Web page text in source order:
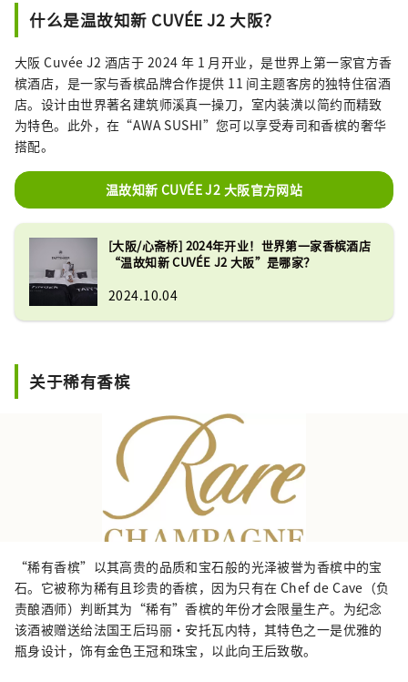
什么是温故知新 CUVÉE J2 大阪？
大阪 Cuvée J2 酒店于 2024 年 1 月开业，是世界上第一家官方香
槟酒店，是一家与香槟品牌合作提供 11 间主题客房的独特住宿酒
店。设计由世界著名建筑师溪真一操刀，室内装潢以简约而精致
为特色。此外，在“AWA SUSHI”您可以享受寿司和香槟的奢华
搭配。
温故知新 CUVÉE J2 大阪官方网站
[大阪/心斋桥] 2024年开业！世界第一家香槟酒店
“温故知新 CUVÉE J2 大阪”是哪家？
2024.10.04
关于稀有香槟
“稀有香槟”以其高贵的品质和宝石般的光泽被誉为香槟中的宝
石。它被称为稀有且珍贵的香槟，因为只有在 Chef de Cave（负
责酿酒师）判断其为“稀有”香槟的年份才会限量生产。为纪念
该酒被赠送给法国王后玛丽·安托瓦内特，其特色之一是优雅的
瓶身设计，饰有金色王冠和珠宝，以此向王后致敬。